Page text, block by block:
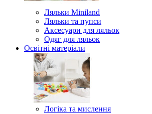
Ляльки Miniland
Ляльки та пупси
Аксесуари для ляльок
Одяг для ляльок
Освітні матеріали
Логіка та мислення